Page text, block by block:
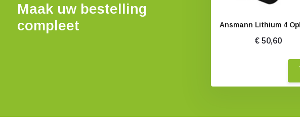
Maak uw bestelling
compleet
ARB-L18-3500 Ansmann Lithium 4
€ 50,60